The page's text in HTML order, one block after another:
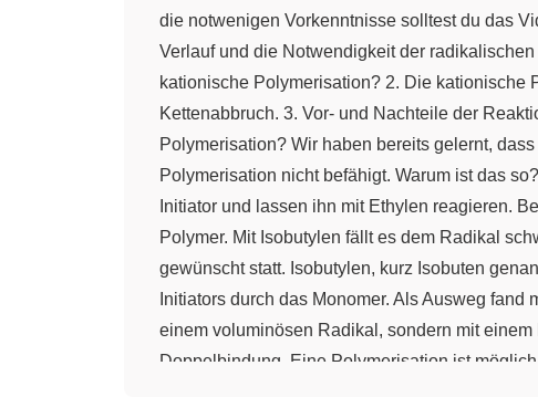
die notwenigen Vorkenntnisse solltest du das
Verlauf und die Notwendigkeit der
kationische Polymerisation? 2. Die kationische
Kettenabbruch. 3. Vor- und Nachteile der
Polymerisation? Wir haben bereits gelernt,
Polymerisation nicht befähigt. Warum ist das
Initiator und lassen ihn mit Ethylen reagieren.
Polymer. Mit Isobutylen fällt es dem Radikal
gewünscht statt. Isobutylen, kurz Isobuten
Initiators durch das Monomer. Als Ausweg
einem voluminösen Radikal, sondern mit
Doppelbindung. Eine Polymerisation ist